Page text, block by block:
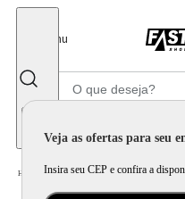
Menu
Veja as ofertas para seu
Insira seu CEP e confira a
Home Informática e Games / Monitor